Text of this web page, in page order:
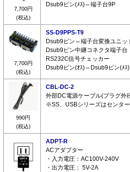
7,700円
(税込)
Dsub9ピン(ﾒｽ)⇔端子台9P
7,700円
(税込)
SS-D9PPS-T9
Dsub9ピン⇔端子台変換ユニッ
Dsub9ピン中継コネクタ端子台
RS232C信号チェッカー
Dsub9ピン(ｵｽ)⇔Dsub9ピン(ﾒ
990円
(税込)
CBL-DC-2
外部DC電源ケーブル(プラグ
※SS、USBシリーズはセンター
ADPT-R
ACアダプター
・入力電圧：AC100V-240V
・出力電圧： 5V-2A